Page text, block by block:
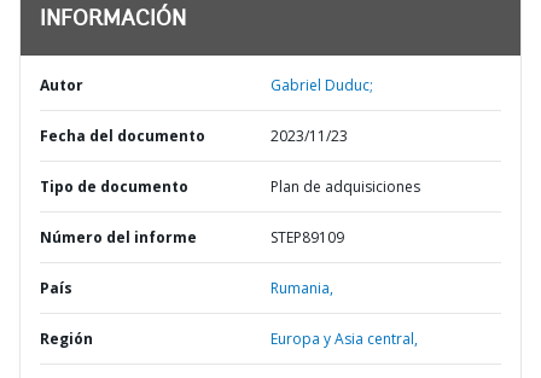
INFORMACIÓN
Autor Gabriel Duduc;
Fecha del documento 2023/11/23
Tipo de documento Plan de adquisiciones
Número del informe STEP89109
País Rumania,
Región Europa y Asia central,